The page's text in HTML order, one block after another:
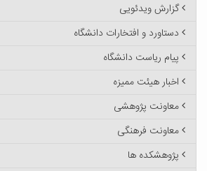
گزارش ویدئویی
دستاورد و افتخارات دانشگاه
پیام ریاست دانشگاه
اخبار هیئت ممیزه
معاونت پژوهشی
معاونت فرهنگی
پژوهشکده ها